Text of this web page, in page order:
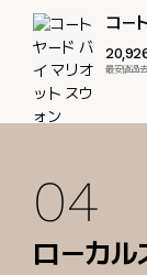
コー
最安値過
04
ローカル